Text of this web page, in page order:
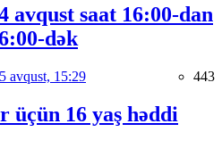
avqust saat 16:00-dan
dək
avqust, 15:29 443
üçün 16 yaş həddi